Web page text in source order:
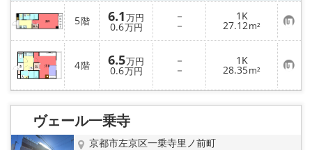
5階 6.1万円
0.6万円
－
－
1K
27.12m² お
気
に
入
り
登
録
4階 6.5万円
0.6万円
－
－
1K
28.35m² お
気
に
り
ヴェール一乗寺
京都市左京区一乗寺里ノ前町